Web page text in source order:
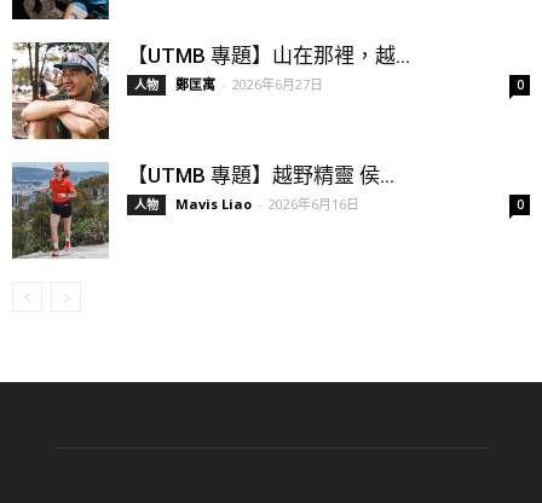
【UTMB 專題】山在那裡，越...
人物 鄭匡寓 - 2026年6月27日 0
【UTMB 專題】越野精靈 侯...
人物 Mavis Liao - 2026年6月16日 0